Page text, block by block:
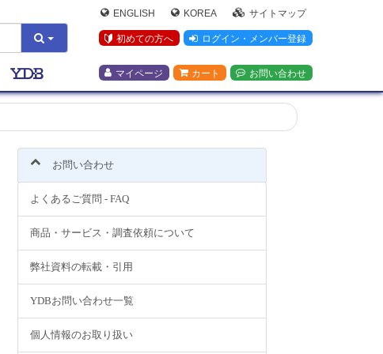
ENGLISH KOREA サイトマップ
初めての方へ ログイン・メンバー登録
マイページ カート お問い合わせ
お問い合わせ
よくあるご質問 - FAQ
商品・サービス・調査依頼について
弊社資料の転載・引用
YDBお問い合わせ一覧
個人情報のお取り扱い